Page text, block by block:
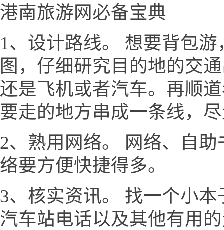
港南旅游网必备宝典
1、设计路线。 想要背包
图，仔细研究目的地的交
还是飞机或者汽车。再顺
要走的地方串成一条线，
2、熟用网络。 网络、自
络要方便快捷得多。
3、核实资讯。 找一个小
汽车站电话以及其他有用